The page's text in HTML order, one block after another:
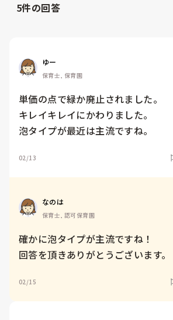
5件の回答
ゆー
保育士, 保育園
単価の点で緑か廃止されました。
キレイキレイにかわりました。
泡タイプが最近は主流ですね。
02/13
なのは
保育士, 認可保育園
確かに泡タイプが主流ですね！
回答を頂きありがとうございます。
02/15